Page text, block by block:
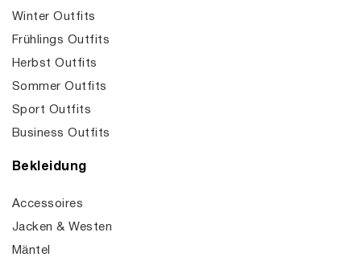
Winter Outfits
Frühlings Outfits
Herbst Outfits
Sommer Outfits
Sport Outfits
Business Outfits
Bekleidung
Accessoires
Jacken & Westen
Mäntel